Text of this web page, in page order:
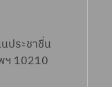
ประชาชื่น
ฯ 10210